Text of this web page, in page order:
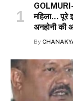
महिला… पूरे
अनहोनी
By